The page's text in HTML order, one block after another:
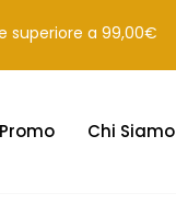
superiore a 99,00€
Promo Chi Siamo